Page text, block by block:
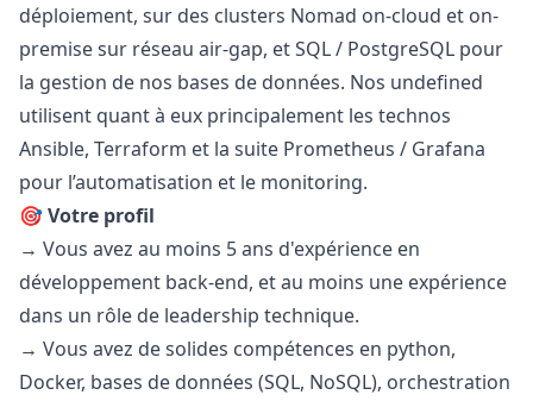
déploiement, sur des clusters Nomad on-cloud et on-
premise sur réseau air-gap, et SQL / PostgreSQL pour
la gestion de nos bases de données. Nos undefined
utilisent quant à eux principalement les technos
Ansible, Terraform et la suite Prometheus / Grafana
pour l’automatisation et le monitoring.
🎯 Votre profil
→ Vous avez au moins 5 ans d'expérience en
développement back-end, et au moins une expérience
dans un rôle de leadership technique.
→ Vous avez de solides compétences en python,
Docker, bases de données (SQL, NoSQL), orchestration